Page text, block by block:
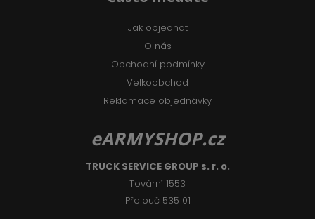
Jak objednat
O nás
Obchodní podmínky
Velkoobchod
Reklamace objednávky
eARMYSHOP.cz
TRUCK SERVICE GROUP s. r. o.
Tovární 1553
Přelouč 535 01